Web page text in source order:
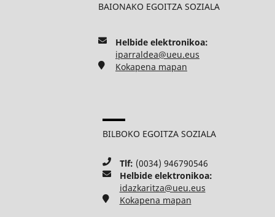
BAIONAKO EGOITZA SOZIALA
Helbide elektronikoa:
iparraldea@ueu.eus
Kokapena mapan
BILBOKO EGOITZA SOZIALA
Tlf: (0034) 946790546
Helbide elektronikoa:
idazkaritza@ueu.eus
Kokapena mapan